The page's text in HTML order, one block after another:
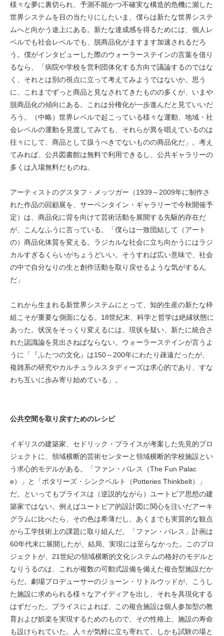
様々な夢に裏切られ、予測不能かつ不確実な構造的危機に瀕した
世界システムを目の当たりにしたいま、僕らは新たな世界システ
ムへと向かう途上にある。新たな達成感を得るためには、個人レ
ベルでも社会レベルでも、脱商品化がますます加速されるだろ
う。僕がインタビューした際のウォーラーステインの言葉を借り
るなら、「病院や学校を営利団体化する方向で議論するのではな
く、それとは別の視点に立って考えてみようではないか。思う
に、これまでずっと商品と見なされてきたものの多くが、いまや
脱商品化の傾向にある。これは分権化が一歩進んだと見ていいだ
ろう。（中略）世界レベルで起こっている様々な運動、地域・社
会レベルの運動を見渡してみても、それらが異を唱えているのは
往々にして、商品として扱うべきでないものの商品化だ」。考え
てみれば、公共図書館は無料で利用できるし、公共ギャラリーの
多くは入場無料だものね。
アーティストのグスタフ・メッツガー（1939～2009年に制作さ
れた作品の回顧展を、サーペンタイン・ギャラリーで今秋開催予
定）は、商品化に背を向けて芸術活動を展開する先駆的存在だ
が、こんなふうに言っている。「僕らは一致団結して（アート
の）商品化体質を変える。ラジカルな社会に立ち向かうにはラジ
カルすぎるくらいがちょうどいい。そうすれば広い意味で、社会
の中で自分なりの生と創作活動を取り戻せるような気がするん
だ」
これから生まれる新世界システムにとって、知的生産の新たな枠
組こそが重要な側面になる。18世紀末、科学と哲学は絶縁状態に
あった。状況をそっくり変えるには、現状を疑い、新たに統合さ
れた認識論を見出さねばならない。ウォーラーステインが言うよ
うに「『ふたつの文化』は150～200年にわたり疎遠だったが、
複雑系の研究やカルチュラルスタディーズは求心的であり、すな
わち互いに歩み寄り始めている」。
公共空間を取り戻すためのレシピ
イギリスの建築家、セドリック・プライスが考案した先見的プロ
ジェクトに、領域横断的芸術センターと領域横断的学校施設とい
う求心的モデルがある。「ファン・パレス（The Fun Palac
e）」と「ポタリーズ・シンクベルト（Potteries Thinkbelt）」
だ。といってもプライスは（逆説的ながら）ユートピア思想の建
築家ではない。例えばユートピア的設計図に関心を注いだアーキ
グラムに比べたら、その色は希薄だし、あくまでも実質的な観点
から工学技術上の課題に取り組んだ。「ファン・パレス」計画は
60年代末に展開したが、結局、実現には至らなかった。このプロ
ジェクトが、21世紀の領域横断的文化システムの格好のモデルと
なりうるのは、これが複数の可動式設備を備えた複合型施設だか
らだ。劇場プロデューサーのジョーン・リトルウッドが、こうし
た施設に求められる様々なアイディアを出し、それを具現化する
はずだった。プライスによれば、この複合施設は個人参加型の教
育および娯楽を実現するためのもので、その性格上、施設の寿命
も設けられていた。人々が気軽に立ち寄れて、しかも試験の場と